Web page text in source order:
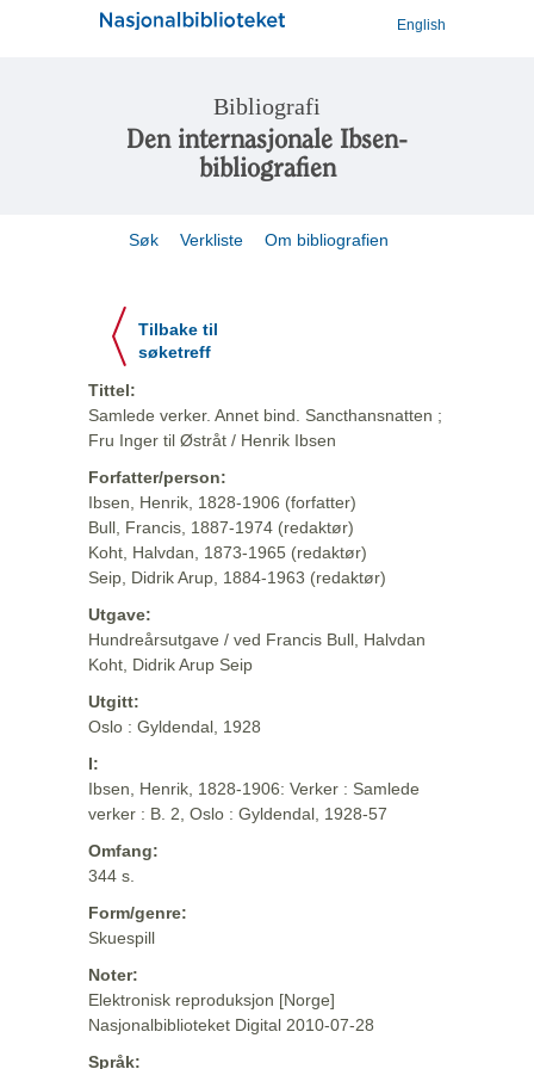
English
Bibliografi
Den internasjonale Ibsen-
bibliografien
Søk Verkliste Om bibliografien
Tilbake til
søketreff
Tittel:
Samlede verker. Annet bind. Sancthansnatten ;
Fru Inger til Østråt / Henrik Ibsen
Forfatter/person:
Ibsen, Henrik, 1828-1906 (forfatter)
Bull, Francis, 1887-1974 (redaktør)
Koht, Halvdan, 1873-1965 (redaktør)
Seip, Didrik Arup, 1884-1963 (redaktør)
Utgave:
Hundreårsutgave / ved Francis Bull, Halvdan
Koht, Didrik Arup Seip
Utgitt:
Oslo : Gyldendal, 1928
I:
Ibsen, Henrik, 1828-1906: Verker : Samlede
verker : B. 2, Oslo : Gyldendal, 1928-57
Omfang:
344 s.
Form/genre:
Skuespill
Noter:
Elektronisk reproduksjon [Norge]
Nasjonalbiblioteket Digital 2010-07-28
Språk: